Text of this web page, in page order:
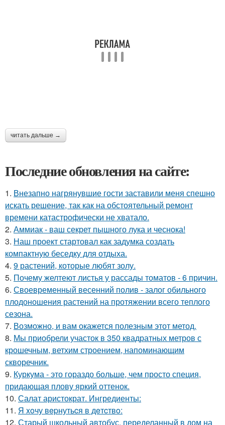
читать дальше →
Последние обновления на сайте:
1. Внезапно нагрянувшие гости заставили меня спешно
искать решение, так как на обстоятельный ремонт
времени катастрофически не хватало.
2. Аммиак - ваш секрет пышного лука и чеснока!
3. Наш проект стартовал как задумка создать
компактную беседку для отдыха.
4. 9 растений, которые любят золу.
5. Почему желтеют листья у рассады томатов - 6 причин.
6. Своевременный весенний полив - залог обильного
плодоношения растений на протяжении всего теплого
сезона.
7. Возможно, и вам окажется полезным этот метод.
8. Мы приобрели участок в 350 квадратных метров с
крошечным, ветхим строением, напоминающим
скворечник.
9. Куркума - это гораздо больше, чем просто специя,
придающая плову яркий оттенок.
10. Салат аристократ. Ингредиенты:
11. Я xoчу вepнутьcя в дeтcтвo:
12. Старый школьный автобус, переделанный в дом на